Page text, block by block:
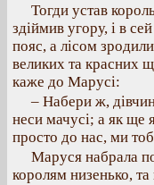
Тогди устав
здіймив угору, і в
пояс, а лісом
великих та красних
каже до Марусі:
– Набери ж,
неси мачусі; а як ще
просто до нас, ми
Маруся набрала
королям низенько,